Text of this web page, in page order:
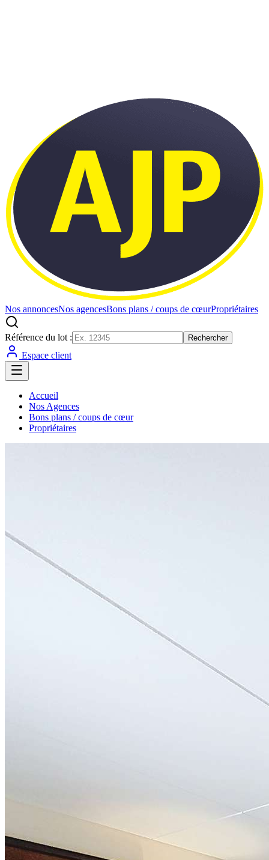
Nos annoncesNos agencesBons plans / coups de cœurPropriétaires
Référence du lot : Rechercher
Espace client
Accueil
Nos Agences
Bons plans / coups de cœur
Propriétaires